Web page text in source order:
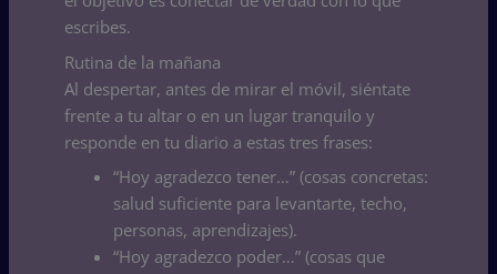
escribes.
Rutina de la mañana
Al despertar, antes de mirar el móvil, siéntate
frente a tu altar o en un lugar tranquilo y
responde en tu diario a estas tres frases:
“Hoy agradezco tener…” (cosas concretas:
salud suficiente para levantarte, techo,
personas, aprendizajes).
“Hoy agradezco poder…” (cosas que